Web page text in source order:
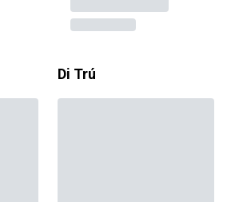
Di Trú